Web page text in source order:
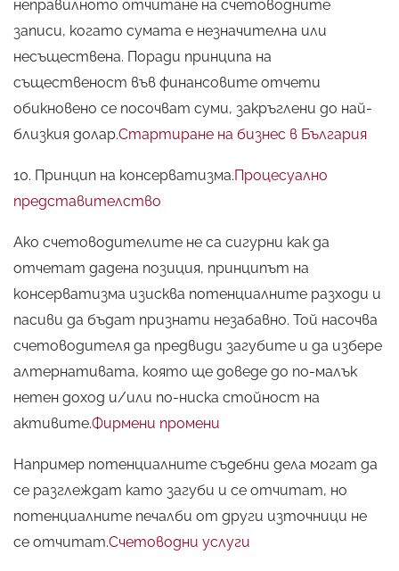
неправилното отчитане на счетоводните
записи, когато сумата е незначителна или
несъществена. Поради принципа на
същественост във финансовите отчети
обикновено се посочват суми, закръглени до най-
близкия долар.Стартиране на бизнес в България
10. Принцип на консерватизма.Процесуално
представителство
Ако счетоводителите не са сигурни как да
отчетат дадена позиция, принципът на
консерватизма изисква потенциалните разходи и
пасиви да бъдат признати незабавно. Той насочва
счетоводителя да предвиди загубите и да избере
алтернативата, която ще доведе до по-малък
нетен доход и/или по-ниска стойност на
активите.Фирмени промени
Например потенциалните съдебни дела могат да
се разглеждат като загуби и се отчитат, но
потенциалните печалби от други източници не
се отчитат.Счетоводни услуги